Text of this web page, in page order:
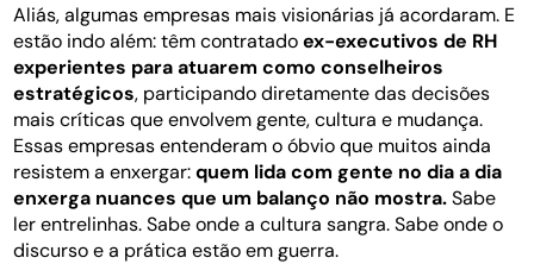
Aliás, algumas empresas mais visionárias já acordaram. E
estão indo além: têm contratadoex-executivos de RH
experientes para atuarem como conselheiros
estratégicos, participando diretamente das decisões
mais críticas que envolvem gente, cultura e mudança.
Essas empresas entenderam o óbvio que muitos ainda
resistem a enxergar:quem lida com gente no dia a dia
enxerga nuances que um balanço não mostra.Sabe
ler entrelinhas. Sabe onde a cultura sangra. Sabe onde o
discurso e a prática estão em guerra.